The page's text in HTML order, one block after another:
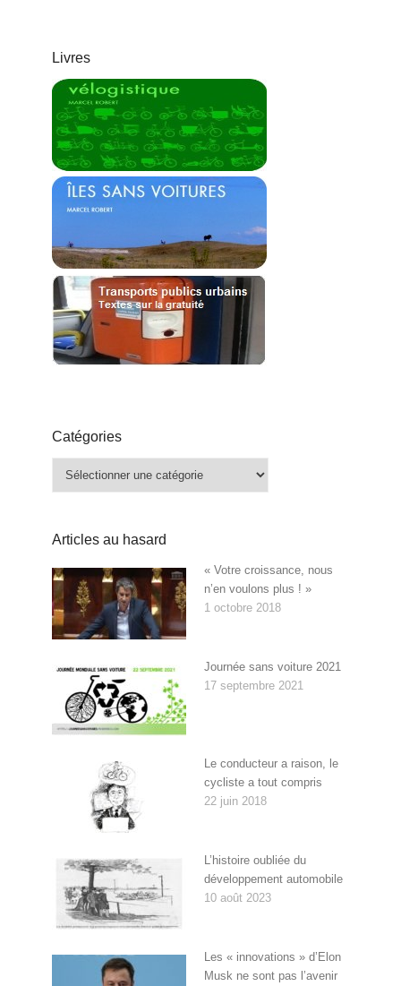
Livres
Catégories
Articles au hasard
« Votre croissance, nous
n’en voulons plus ! »
1 octobre 2018
Journée sans voiture 2021
17 septembre 2021
Le conducteur a raison, le
cycliste a tout compris
22 juin 2018
L’histoire oubliée du
développement automobile
10 août 2023
Les « innovations » d’Elon
Musk ne sont pas l’avenir